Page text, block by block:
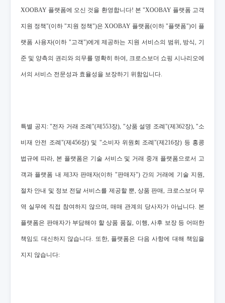
XOOBAY 플랫폼에 오신 것을 환영합니다! 본 "XOOBAY 플랫폼 고객
지원 정책"(이하 "지원 정책")은 XOOBAY 플랫폼(이하 "플랫폼")이 플
랫폼 사용자(이하 "고객")에게 제공하는 지원 서비스의 범위, 방식, 기
준 및 양측의 권리와 의무를 명확히 하여, 크로스보더 쇼핑 시나리오에
서의 서비스 전문성과 효율성을 보장하기 위함입니다.
특별 공지: "전자 거래 조례"(제553장), "상품 설명 조례"(제362장), "소
비재 안전 조례"(제456장) 및 "소비자 위원회 조례"(제216장) 등 홍콩
법규에 따라, 본 플랫폼은 기술 서비스 및 거래 중개 플랫폼으로서 고
객과 플랫폼 내 제3자 판매자(이하 "판매자") 간의 거래에 기술 지원,
절차 안내 및 정보 전달 서비스를 제공할 뿐, 상품 판매, 크로스보더 무
역 실무에 직접 참여하지 않으며, 매매 관계의 당사자가 아닙니다. 본
플랫폼은 판매자가 부담해야 할 상품 품질, 이행, 사후 보장 등 어떠한
책임도 대신하지 않습니다. 또한, 플랫폼은 다음 사항에 대해 책임을
지지 않습니다: